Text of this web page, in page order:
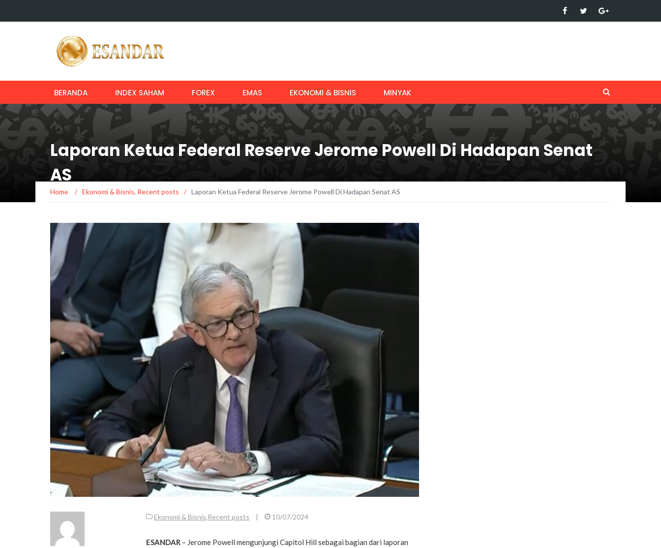
BERANDA INDEX SAHAM FOREX EMAS EKONOMI & BISNIS MINYAK
Laporan Ketua Federal Reserve Jerome Powell Di Hadapan Senat
AS
Home / Ekonomi & Bisnis, Recent posts / Laporan Ketua Federal Reserve Jerome Powell Di Hadapan Senat AS
Ekonomi & Bisnis,Recent posts | 10/07/2024
ESANDAR – Jerome Powell mengunjungi Capitol Hill sebagai bagian dari laporan